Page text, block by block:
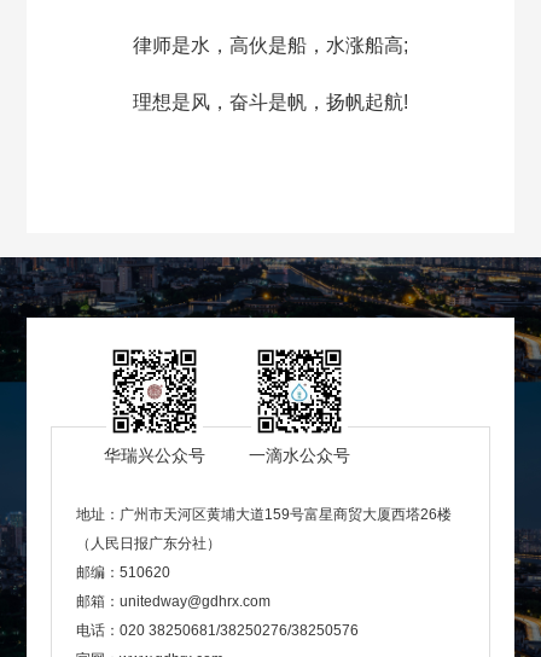
律师是水，高伙是船，水涨船高;
理想是风，奋斗是帆，扬帆起航!
华瑞兴公众号 一滴水公众号
地址：广州市天河区黄埔大道159号富星商贸大厦西塔26楼
（人民日报广东分社）
邮编：510620
邮箱：unitedway@gdhrx.com
电话：020 38250681/38250276/38250576